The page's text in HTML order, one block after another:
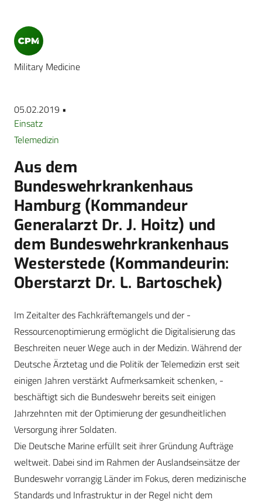
Military Medicine
05.02.2019 •
Einsatz
Telemedizin
Aus dem
Bundeswehrkrankenhaus
Hamburg (Kommandeur
Generalarzt Dr. J. Hoitz) und
dem Bundeswehrkrankenhaus
Westerstede (Kommandeurin:
Oberstarzt Dr. L. Bartoschek)
Im Zeitalter des Fachkräftemangels und der ­
Ressourcenoptimierung ermöglicht die Digitalisierung das
Beschreiten neuer Wege auch in der Medizin. Während der
Deutsche Ärztetag und die Politik der Telemedizin erst seit
einigen ­Jahren verstärkt Aufmerksamkeit schenken, ­
beschäftigt sich die Bundeswehr bereits seit ­einigen
Jahrzehnten mit der Optimierung der gesundheit­lichen
Versorgung ihrer Soldaten.
Die Deutsche Marine erfüllt seit ihrer Gründung Aufträge
weltweit. Dabei sind im Rahmen der Auslandseinsätze der
Bundeswehr vorrangig ­Länder im Fokus, deren medizinische
Standards und Infrastruktur in der Regel nicht dem